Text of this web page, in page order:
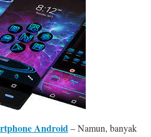
Android– Namun, banyak